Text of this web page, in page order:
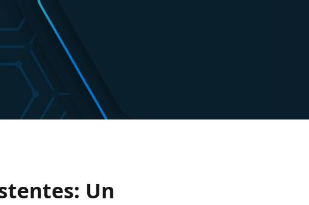
Un